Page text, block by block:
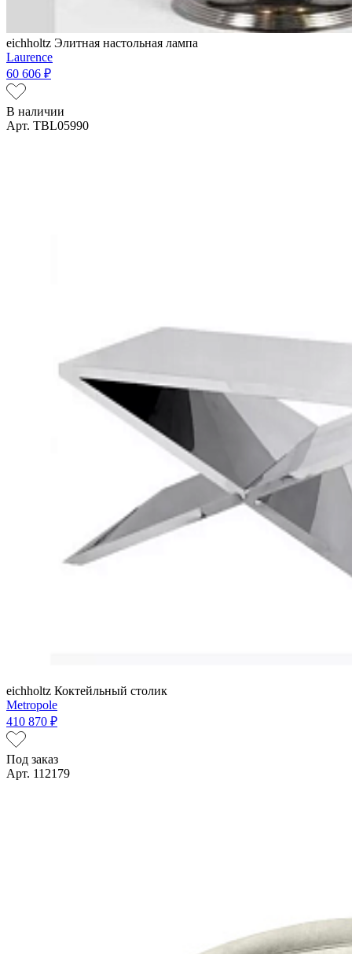
eichholtz Элитная настольная лампа
Laurence
60 606 ₽
В наличии
Арт. TBL05990
eichholtz Коктейльный столик
Metropole
410 870 ₽
Под заказ
Арт. 112179